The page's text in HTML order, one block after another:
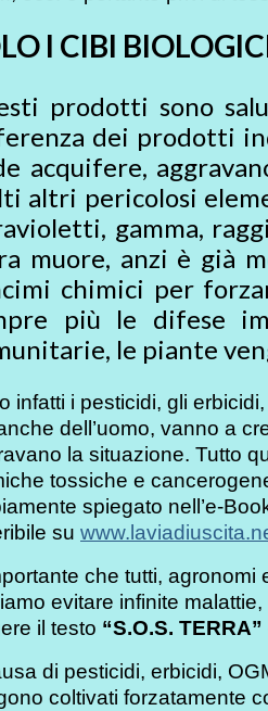
I CIBI
prodotti sono
dei prodotti
acquifere,
altri pericolosi
gamma,
muore, anzi è già
chimici per
più le difese
le piante
infatti i pesticidi, gli
dell’uomo, vanno a
la situazione. Tutto
tossiche e
spiegato nell’e-
su
che tutti,
evitare infinite
il testo “S.O.S. TERRA”
di pesticidi, erbicidi,
coltivati forzatamente